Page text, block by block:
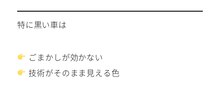
特に黒い車は
ごまかしが効かない
技術がそのまま見える色